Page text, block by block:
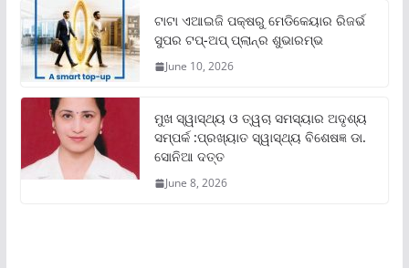
ଟାଟା ଏଆଇଜି ପକ୍ଷରୁ ମେଡିକେୟାର ରିଜର୍ଭ
ସୁପର ଟପ୍‌-ଅପ୍ ପ୍ଲାନ୍‌ର ଶୁଭାରମ୍ଭ
June 10, 2026
ମୁଖ ସ୍ୱାସ୍ଥ୍ୟ ଓ ତ୍ୱଚା ସମସ୍ୟାର ଅଦୃଶ୍ୟ
ସମ୍ପର୍କ :ପ୍ରଖ୍ୟାତ ସ୍ୱାସ୍ଥ୍ୟ ବିଶେଷଜ୍ଞ ଡା.
ସୋନିଆ ଦତ୍ତ
June 8, 2026